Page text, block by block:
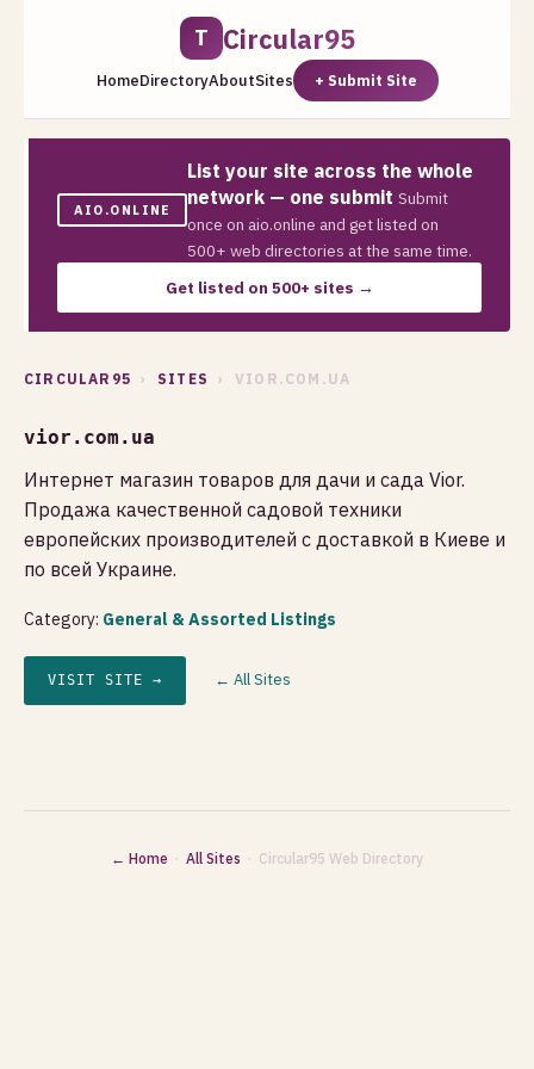
T Circular95
HomeDirectoryAboutSites + Submit Site
AIO.ONLINE
List your site across the whole
network — one submit Submit
once on aio.online and get listed on
500+ web directories at the same time.
Get listed on 500+ sites →
CIRCULAR95 › SITES › VIOR.COM.UA
vior.com.ua
Интернет магазин товаров для дачи и сада Vior.
Продажа качественной садовой техники
европейских производителей с доставкой в Киеве и
по всей Украине.
Category: General & Assorted Listings
VISIT SITE → ← All Sites
← Home · All Sites · Circular95 Web Directory